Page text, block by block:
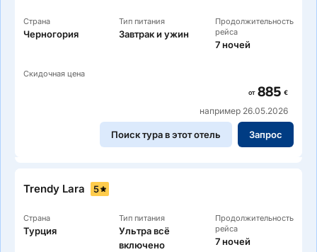
Страна
Черногория
Тип питания
Завтрак и ужин
Продолжительность
рейса
7 ночей
Скидочная цена
от 885 €
например 26.05.2026
Поиск тура в этот отель Запрос
Trendy Lara 5
Страна
Турция
Тип питания
Ультра всё
включено
Продолжительность
рейса
7 ночей